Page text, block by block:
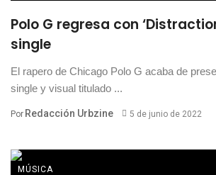
Polo G regresa con
single
El rapero de Chicago Polo G acaba de
single y visual titulado ...
Por Redacción Urbzine 5 de junio de 2022
MÚSICA